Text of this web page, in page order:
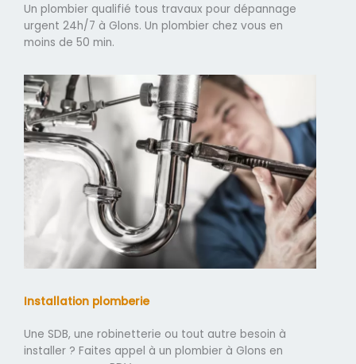
Un plombier qualifié tous travaux pour dépannage
urgent 24h/7 à Glons. Un plombier chez vous en
moins de 50 min.
Installation plomberie
Une SDB, une robinetterie ou tout autre besoin à
installer ? Faites appel à un plombier à Glons en